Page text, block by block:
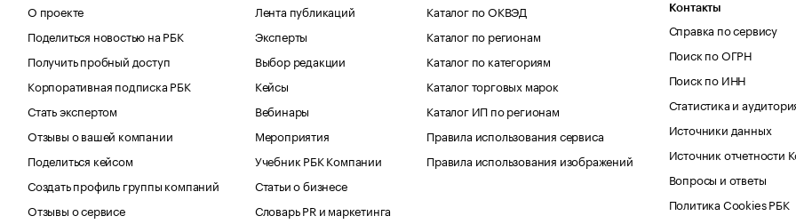
О проекте
Поделиться новостью на РБК
Получить пробный доступ
Корпоративная подписка РБК
Стать экспертом
Отзывы о вашей компании
Поделиться кейсом
Создать профиль группы компаний
Отзывы о сервисе
Лента публикаций
Эксперты
Выбор редакции
Кейсы
Вебинары
Мероприятия
Учебник РБК Компании
Статьи о бизнесе
Словарь PR и маркетинга
Каталог по ОКВЭД
Каталог по регионам
Каталог по категориям
Каталог торговых марок
Каталог ИП по регионам
Правила использования сервиса
Правила использования изображений
Контакты
Справка по сервису
Поиск по ОГРН
Поиск по ИНН
Статистика и
Источники данных
Источник отчетности
Вопросы и ответы
Политика Cookies РБК